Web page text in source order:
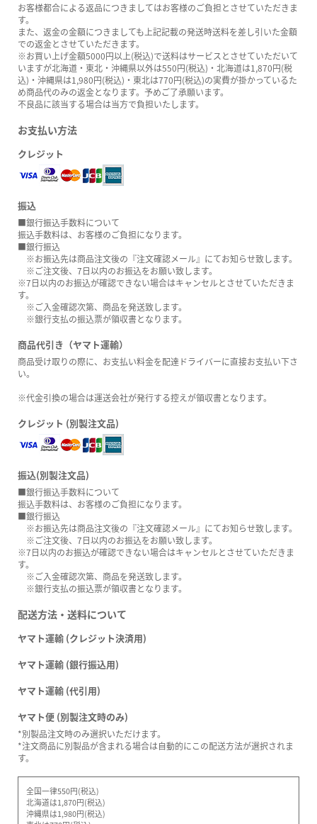
お客様都合による返品につきましてはお客様のご負担とさせていただきま
す。
また、返金の金額につきましても上記記載の発送時送料を差し引いた金額
での返金とさせていただきます。
※お買い上げ金額5000円以上(税込)で送料はサービスとさせていただいて
いますが北海道・東北・沖縄県以外は550円(税込)・北海道は1,870円(税
込)・沖縄県は1,980円(税込)・東北は770円(税込)の実費が掛かっているた
め商品代のみの返金となります。予めご了承願います。
不良品に該当する場合は当方で負担いたします。
お支払い方法
クレジット
振込
■銀行振込手数料について
振込手数料は、お客様のご負担になります。
■銀行振込
※お振込先は商品注文後の『注文確認メール』にてお知らせ致します。
※ご注文後、7日以内のお振込をお願い致します。
※7日以内のお振込が確認できない場合はキャンセルとさせていただきま
す。
※ご入金確認次第、商品を発送致します。
※銀行支払の振込票が領収書となります。
商品代引き（ヤマト運輸）
商品受け取りの際に、お支払い料金を配達ドライバーに直接お支払い下さ
い。
※代金引換の場合は運送会社が発行する控えが領収書となります。
クレジット (別製注文品)
振込(別製注文品)
■銀行振込手数料について
振込手数料は、お客様のご負担になります。
■銀行振込
※お振込先は商品注文後の『注文確認メール』にてお知らせ致します。
※ご注文後、7日以内のお振込をお願い致します。
※7日以内のお振込が確認できない場合はキャンセルとさせていただきま
す。
※ご入金確認次第、商品を発送致します。
※銀行支払の振込票が領収書となります。
配送方法・送料について
ヤマト運輸 (クレジット決済用)
ヤマト運輸 (銀行振込用)
ヤマト運輸 (代引用)
ヤマト便 (別製注文時のみ)
*別製品注文時のみ選択いただけます。
*注文商品に別製品が含まれる場合は自動的にこの配送方法が選択されま
す。
全国一律550円(税込)
北海道は1,870円(税込)
沖縄県は1,980円(税込)